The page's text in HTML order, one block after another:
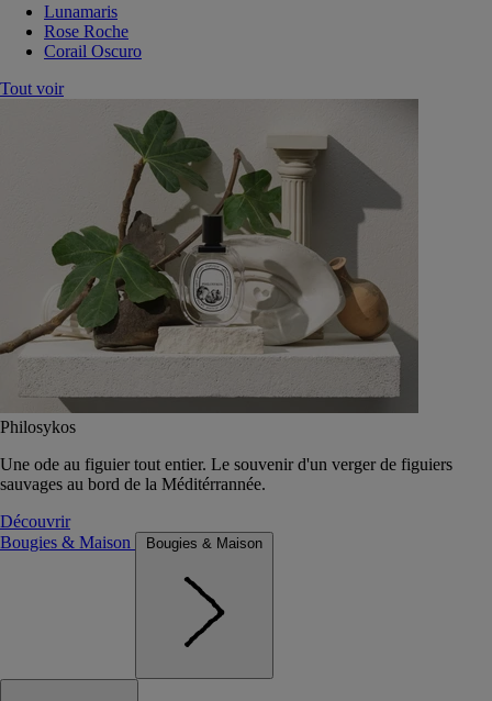
Lunamaris
Rose Roche
Corail Oscuro
Tout voir
Philosykos
Une ode au figuier tout entier. Le souvenir d'un verger de figuiers
sauvages au bord de la Méditérrannée.
Découvrir
Bougies & Maison
Bougies & Maison